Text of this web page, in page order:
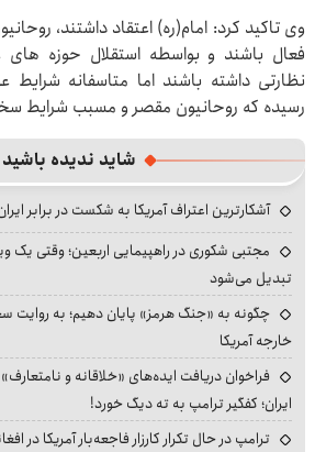
وی تاکید کرد: امام(ره) اعتقاد داشتند،
فعال باشند و بواسطه استقلال حوزه
نظارتی داشته باشند اما متاسفانه
رسیده که روحانیون مقصر و مسبب شرایط
شاید ندیده باشید
آشکارترین اعتراف آمریکا به شکست در برابر
مجتبی شکوری در راهپیمایی اربعین؛ وقتی یک
تبدیل می‌شود
چگونه به «جنگ هرمز» پایان دهیم؛ به روایت
خارجه آمریکا
فراخوان دریافت ایده‌های «خلاقانه و نامتعارف»
ایران؛ کفگیر ترامپ به ته دیگ خورد!
ترامپ در حال تکرار کارزار فاجعه‌بار آمریکا در